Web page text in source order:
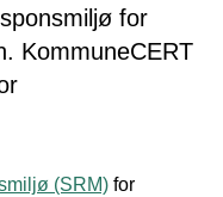
for
KommuneCERT
(SRM) for